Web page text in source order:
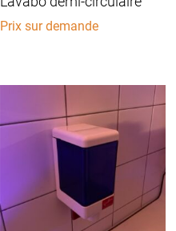
Prix sur demande